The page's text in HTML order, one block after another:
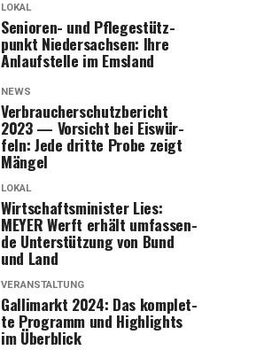
LOKAL
Senio­ren- und Pfle­ge­stütz­
punkt Nie­der­sach­sen: Ihre
Anlauf­stel­le im Emsland
NEWS
Ver­brau­cher­schutz­be­richt
2023 — Vor­sicht bei Eis­wür­
feln: Jede drit­te Pro­be zeigt
Mängel
LOKAL
Wirt­schafts­mi­nis­ter Lies:
MEYER Werft erhält umfas­sen­
de Unter­stüt­zung von Bund
und Land
VERANSTALTUNG
Gal­li­markt 2024: Das kom­plet­
te Pro­gramm und High­lights
im Überblick